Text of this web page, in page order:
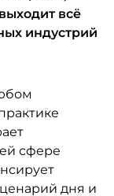
всё
индустрий
сфере
дня и